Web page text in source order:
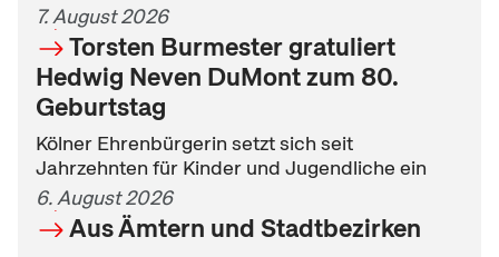
7. August 2026
Torsten Burmester gratuliert
Hedwig Neven DuMont zum 80.
Geburtstag
Kölner Ehrenbürgerin setzt sich seit
Jahrzehnten für Kinder und Jugendliche ein
6. August 2026
Aus Ämtern und Stadtbezirken